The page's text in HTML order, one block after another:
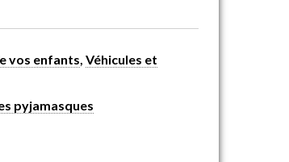
vos enfants,Véhicules et
pyjamasques